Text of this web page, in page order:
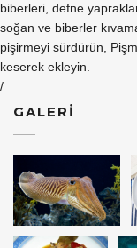
biberleri, defne
soğan ve biberler
pişirmeyi sürdürün,
keserek ekleyin.
/
GALERİ